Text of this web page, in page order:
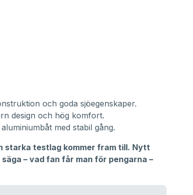
och goda sjöegenskaper.
design och hög komfort.
med stabil gång.
starka testlag kommer fram till. Nytt
– vad fan får man för pengarna –